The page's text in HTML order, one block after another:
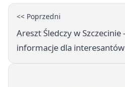
<< Poprzedni
Areszt Śledczy w
informacje dla interesantów